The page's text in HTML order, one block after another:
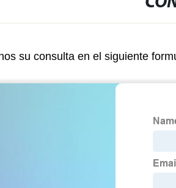
su consulta en el siguiente